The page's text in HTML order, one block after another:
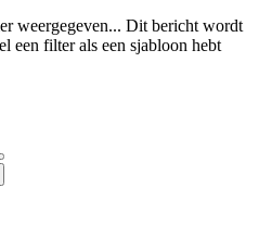
weergegeven... Dit bericht wordt
een filter als een sjabloon hebt